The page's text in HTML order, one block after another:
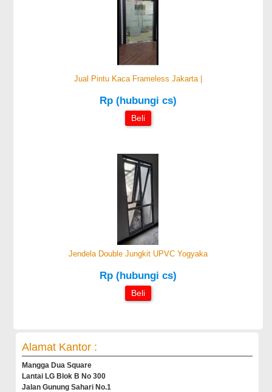
Jual Pintu Kaca Frameless Jakarta |
Rp (hubungi cs)
Beli
Jendela Double Jungkit UPVC Yogyaka
Rp (hubungi cs)
Beli
Alamat Kantor :
Mangga Dua Square
Lantai LG Blok B No 300
Jalan Gunung Sahari No.1